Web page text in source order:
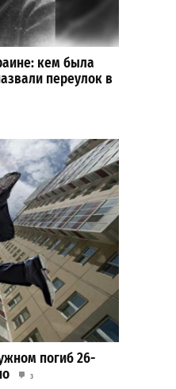
кем была
переулок в
погиб 26-
3